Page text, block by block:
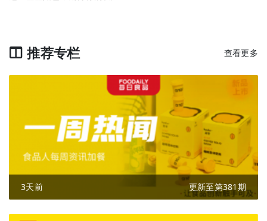
推荐专栏 查看更多
3天前 更新至第381期